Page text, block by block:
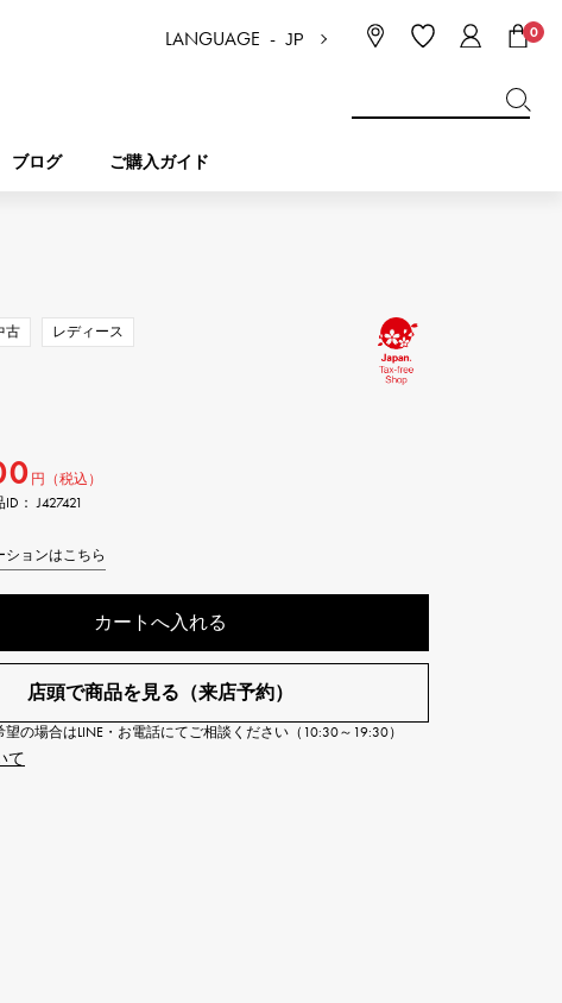
LANGUAGE -JP 0
ブログ ご購入ガイド
ンタン
TAG HEUER
USED ALPHA
アルファ認定中古
古 レディース
円（税込）
： J427421
ションはこちら
カートへ入れる
店頭で商品を見る（来店予約）
の場合はLINE・お電話にてご相談ください（10:30～19:30）
て